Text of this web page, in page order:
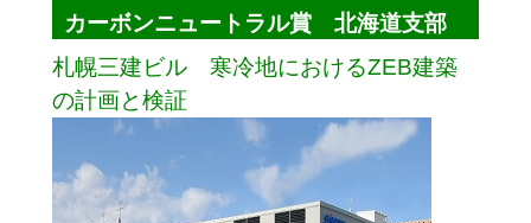
カーボンニュートラル賞 北海道支部
札幌三建ビル 寒冷地におけるZEB建築
の計画と検証